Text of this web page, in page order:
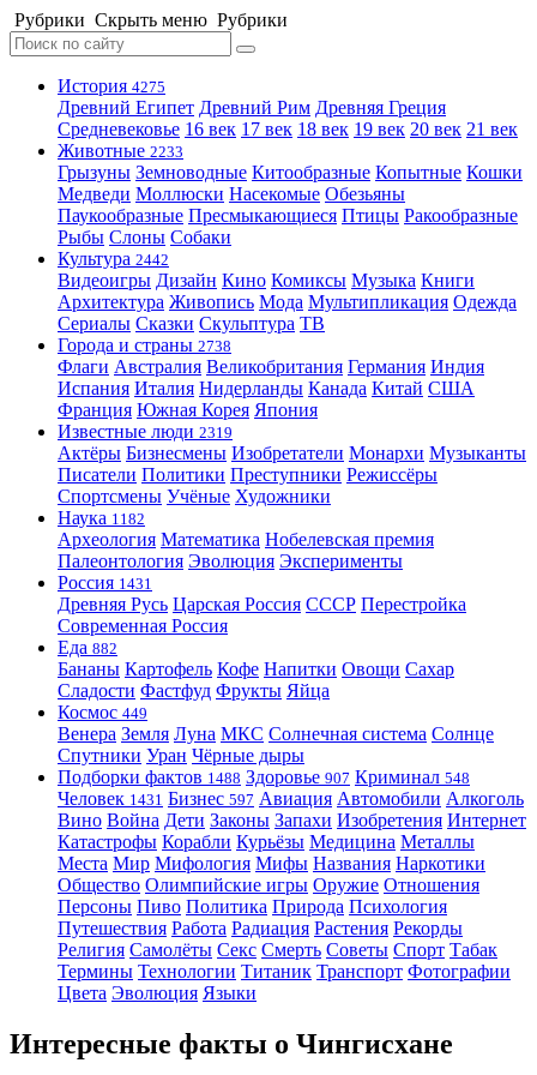
Рубрики Скрыть меню Рубрики
История 4275
Древний Египет Древний Рим Древняя Греция
Средневековье 16 век 17 век 18 век 19 век 20 век 21 век
Животные 2233
Грызуны Земноводные Китообразные Копытные Кошки
Медведи Моллюски Насекомые Обезьяны
Паукообразные Пресмыкающиеся Птицы Ракообразные
Рыбы Слоны Собаки
Культура 2442
Видеоигры Дизайн Кино Комиксы Музыка Книги
Архитектура Живопись Мода Мультипликация Одежда
Сериалы Сказки Скульптура ТВ
Города и страны 2738
Флаги Австралия Великобритания Германия Индия
Испания Италия Нидерланды Канада Китай США
Франция Южная Корея Япония
Известные люди 2319
Актёры Бизнесмены Изобретатели Монархи Музыканты
Писатели Политики Преступники Режиссёры
Спортсмены Учёные Художники
Наука 1182
Археология Математика Нобелевская премия
Палеонтология Эволюция Эксперименты
Россия 1431
Древняя Русь Царская Россия СССР Перестройка
Современная Россия
Еда 882
Бананы Картофель Кофе Напитки Овощи Сахар
Сладости Фастфуд Фрукты Яйца
Космос 449
Венера Земля Луна МКС Солнечная система Солнце
Спутники Уран Чёрные дыры
Подборки фактов 1488 Здоровье 907 Криминал 548
Человек 1431 Бизнес 597 Авиация Автомобили Алкоголь
Вино Война Дети Законы Запахи Изобретения Интернет
Катастрофы Корабли Курьёзы Медицина Металлы
Места Мир Мифология Мифы Названия Наркотики
Общество Олимпийские игры Оружие Отношения
Персоны Пиво Политика Природа Психология
Путешествия Работа Радиация Растения Рекорды
Религия Самолёты Секс Смерть Советы Спорт Табак
Термины Технологии Титаник Транспорт Фотографии
Цвета Эволюция Языки
Интересные факты о Чингисхане